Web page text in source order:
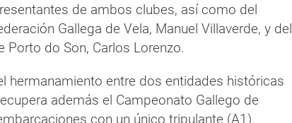
de ambos clubes, así como del
Gallega de Vela, Manuel Villaverde, y del
Porto do Son, Carlos Lorenzo.
hermanamiento entre dos entidades históricas
además el Campeonato Gallego de
con un único tripulante (A1).